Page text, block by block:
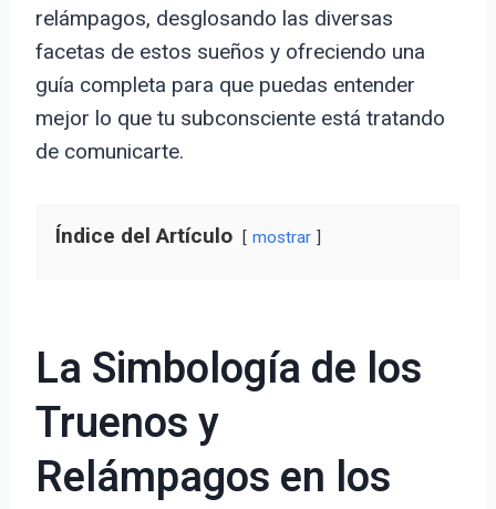
relámpagos, desglosando las diversas
facetas de estos sueños y ofreciendo una
guía completa para que puedas entender
mejor lo que tu subconsciente está tratando
de comunicarte.
Índice del Artículo mostrar
La Simbología de los
Truenos y
Relámpagos en los